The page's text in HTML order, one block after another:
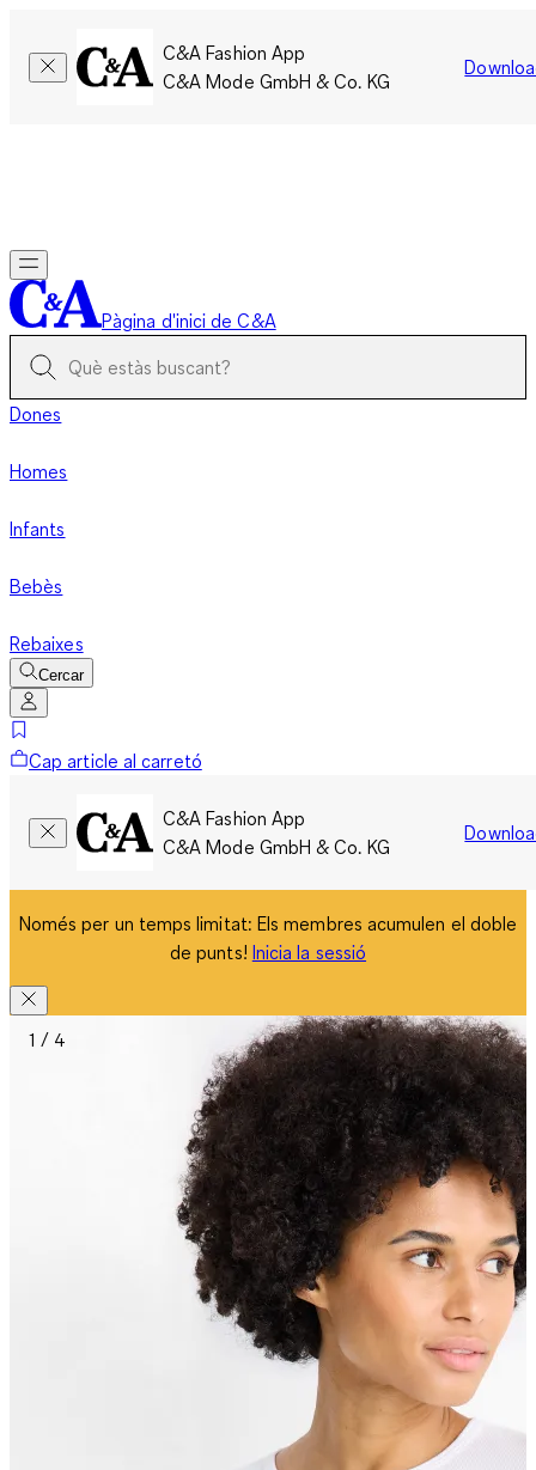
C&A Fashion App
C&A Mode GmbH & Co. KG
Pàgina d'inici de C&A
Dones
Homes
Infants
Bebès
Rebaixes
Cercar
Cap article al carretó
C&A Fashion App
C&A Mode GmbH & Co. KG
Només per un temps limitat: Els membres acumulen el doble
de punts! Inicia la sessió
1 / 4